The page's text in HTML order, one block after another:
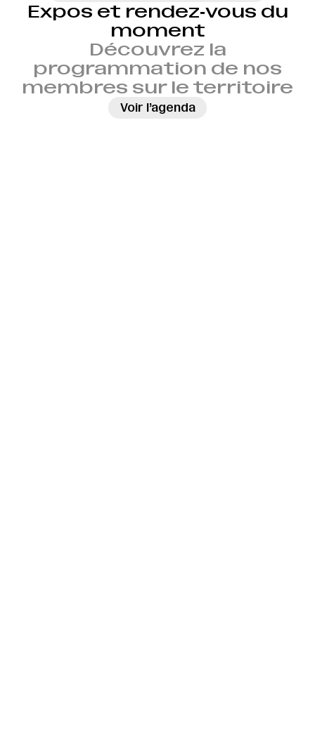
Expos et rendez‑vous du
moment
Découvrez la
programmation de nos
membres sur le territoire
Voir l’agenda